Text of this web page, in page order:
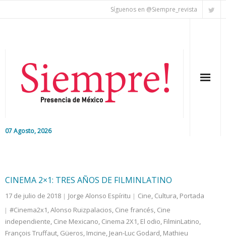
Síguenos en @Siempre_revista
07 Agosto, 2026
Nacional
Colaboradores
CINEMA 2×1: TRES AÑOS DE FILMINLATINO
17 de julio de 2018 Jorge Alonso Espíritu Cine, Cultura, Portada
#Cinema2x1,Alonso Ruizpalacios, Cine francés, Cine
independiente, Cine Mexicano, Cinema 2X1, El odio, FilminLatino,
François Truffaut, Güeros, Imcine, Jean-Luc Godard, Mathieu